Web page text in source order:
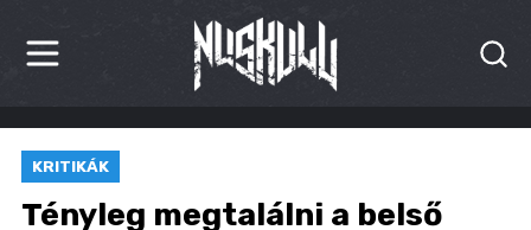
HÍREK
KRITIKÁK
KRITIKÁK
Tényleg megtalálni a belső